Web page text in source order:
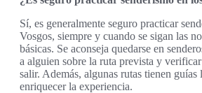
Sí, es generalmente seguro practicar
Vosgos, siempre y cuando se sigan las
básicas. Se aconseja quedarse en
a alguien sobre la ruta prevista y
salir. Además, algunas rutas tienen guías
enriquecer la experiencia.